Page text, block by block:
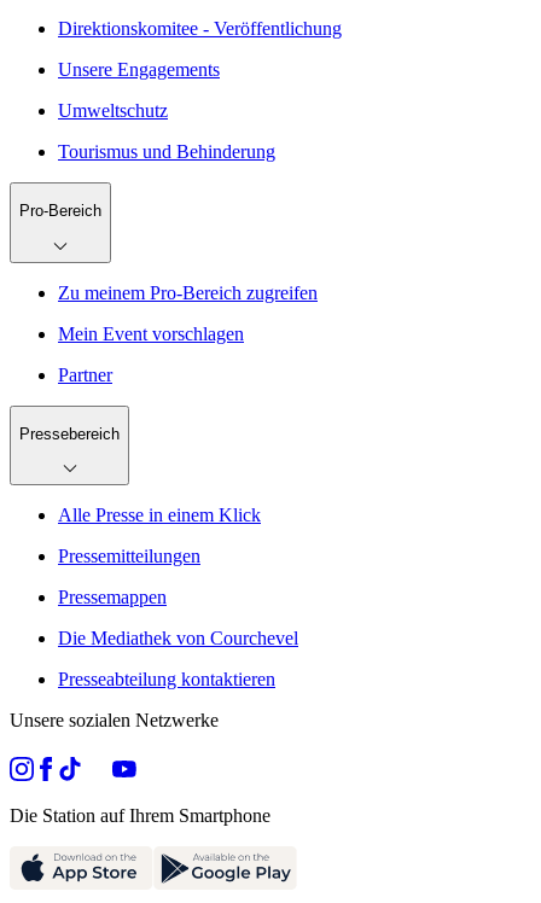
Direktionskomitee - Veröffentlichung
Unsere Engagements
Umweltschutz
Tourismus und Behinderung
Pro-Bereich
Zu meinem Pro-Bereich zugreifen
Mein Event vorschlagen
Partner
Pressebereich
Alle Presse in einem Klick
Pressemitteilungen
Pressemappen
Die Mediathek von Courchevel
Presseabteilung kontaktieren
Unsere sozialen Netzwerke
Die Station auf Ihrem Smartphone